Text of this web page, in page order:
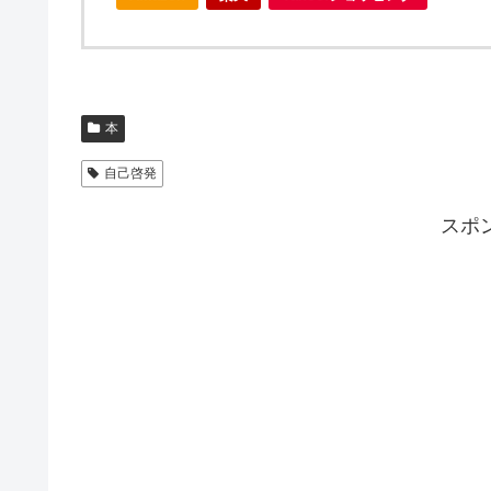
本
自己啓発
スポ